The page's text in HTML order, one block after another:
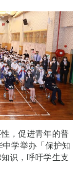
，促进青年的普
学举办「保护知
识，呼吁学生支